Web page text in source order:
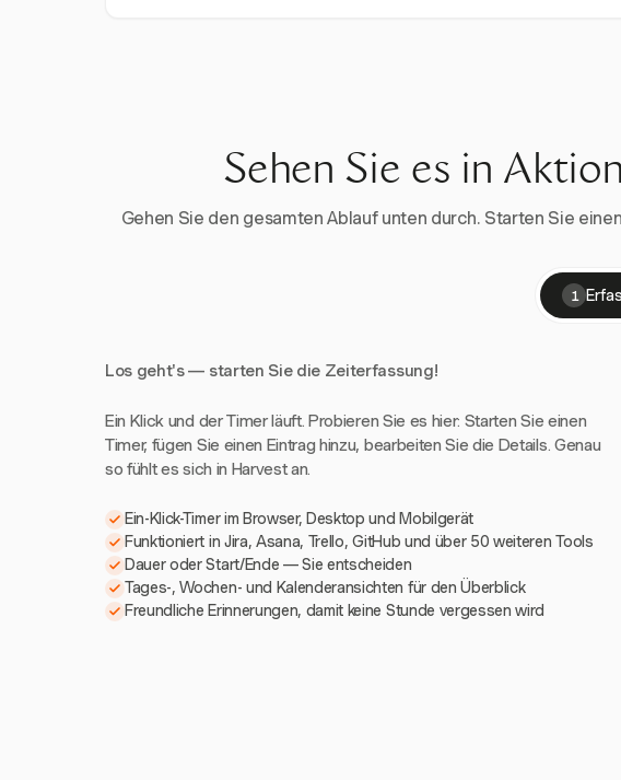
Sehen Sie es in
Gehen Sie den gesamten Ablauf unten durch. Starten Sie
1
Los geht's — starten Sie die Zeiterfassung!
Ein Klick und der Timer läuft. Probieren Sie es hier: Starten Sie einen
Timer, fügen Sie einen Eintrag hinzu, bearbeiten Sie die Details. Genau
so fühlt es sich in Harvest an.
Ein-Klick-Timer im Browser, Desktop und Mobilgerät
Funktioniert in Jira, Asana, Trello, GitHub und über 50 weiteren Tools
Dauer oder Start/Ende — Sie entscheiden
Tages-, Wochen- und Kalenderansichten für den Überblick
Freundliche Erinnerungen, damit keine Stunde vergessen wird